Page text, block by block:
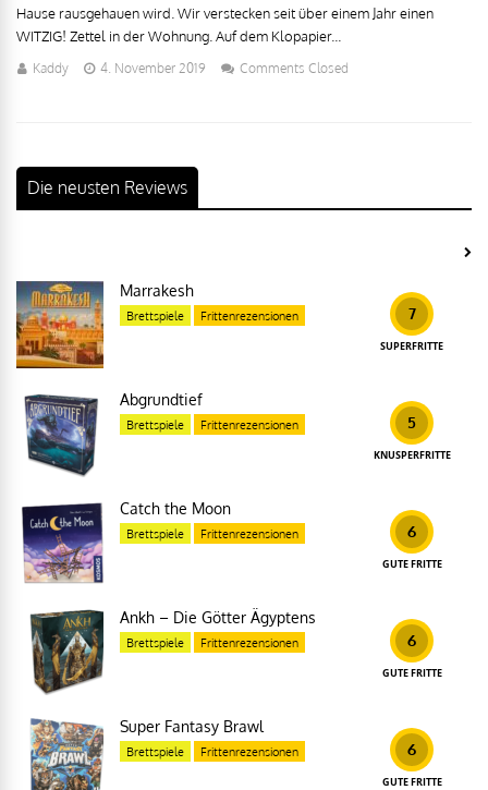
Hause rausgehauen wird. Wir verstecken seit über einem Jahr einen
WITZIG! Zettel in der Wohnung. Auf dem Klopapier...
Kaddy 4. November 2019 Comments Closed
Die neusten Reviews
7
SUPERFRITTE
Marrakesh
Brettspiele Frittenrezensionen
5
KNUSPERFRITTE
Abgrundtief
Brettspiele Frittenrezensionen
6
GUTE FRITTE
Catch the Moon
Brettspiele Frittenrezensionen
6
GUTE FRITTE
Ankh – Die Götter Ägyptens
Brettspiele Frittenrezensionen
6
GUTE FRITTE
Super Fantasy Brawl
Brettspiele Frittenrezensionen